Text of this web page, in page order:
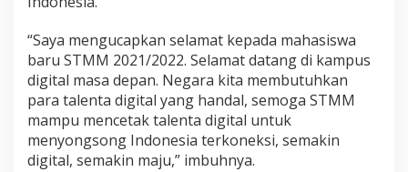
“Saya mengucapkan selamat kepada mahasiswa
baru STMM 2021/2022. Selamat datang di kampus
digital masa depan. Negara kita membutuhkan
para talenta digital yang handal, semoga STMM
mampu mencetak talenta digital untuk
menyongsong Indonesia terkoneksi, semakin
digital, semakin maju,” imbuhnya.